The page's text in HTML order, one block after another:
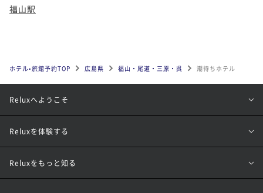
福山駅
ホテル•旅館予約TOP 広島県 福山・尾道・三原・呉 潮待ちホテル
Reluxへようこそ
Reluxを体験する
Reluxをもっと知る